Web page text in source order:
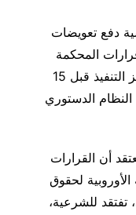
دفع تعويضات
2023 بموجب قرارات المحكمة
الأوروبية لحقوق الإنسان التي دخلت حيز التنفيذ قبل 15
النظام الدستوري
أن القرارات
لحقوق
تفتقد للشرعية،